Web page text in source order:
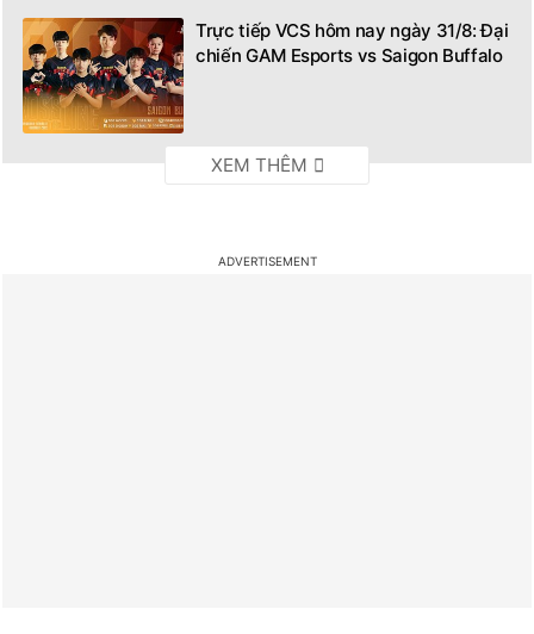
Trực tiếp VCS hôm nay ngày 31/8: Đại
chiến GAM Esports vs Saigon Buffalo